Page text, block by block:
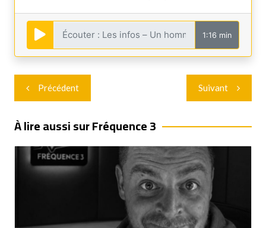
1:16 min
Navigation
de
l’article
Précédent Suivant
À lire aussi sur Fréquence 3